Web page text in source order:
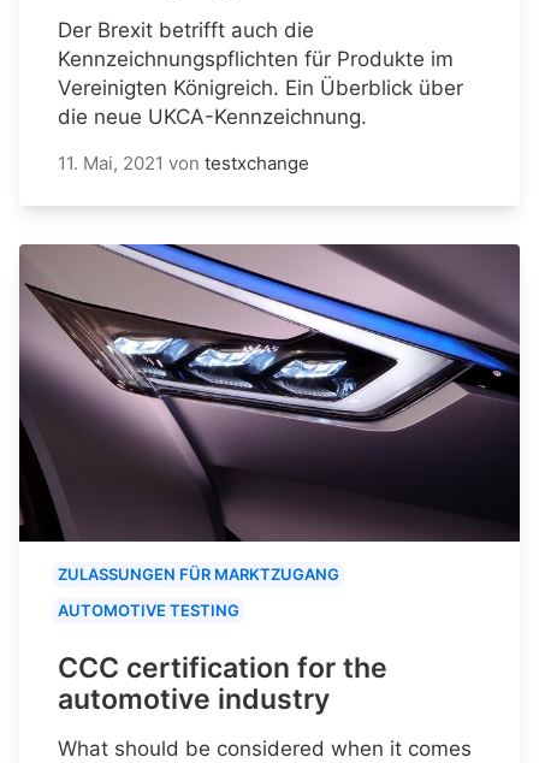
Der Brexit betrifft auch die
Kennzeichnungspflichten für Produkte im
Vereinigten Königreich. Ein Überblick über
die neue UKCA-Kennzeichnung.
11. Mai, 2021 von testxchange
ZULASSUNGEN FÜR MARKTZUGANG
AUTOMOTIVE TESTING
CCC certification for the
automotive industry
What should be considered when it comes